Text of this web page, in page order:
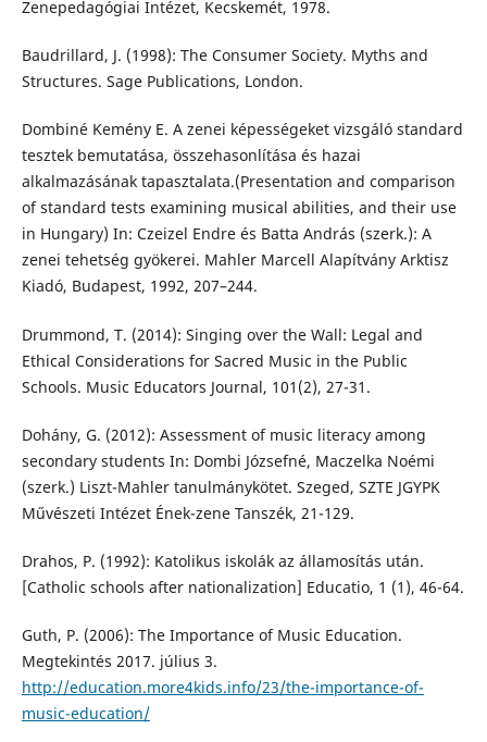
Zenepedagógiai Intézet, Kecskemét, 1978.
Baudrillard, J. (1998): The Consumer Society. Myths and
Structures. Sage Publications, London.
Dombiné Kemény E. A zenei képességeket vizsgáló standard
tesztek bemutatása, összehasonlítása és hazai
alkalmazásának tapasztalata.(Presentation and comparison
of standard tests examining musical abilities, and their use
in Hungary) In: Czeizel Endre és Batta András (szerk.): A
zenei tehetség gyökerei. Mahler Marcell Alapítvány Arktisz
Kiadó, Budapest, 1992, 207–244.
Drummond, T. (2014): Singing over the Wall: Legal and
Ethical Considerations for Sacred Music in the Public
Schools. Music Educators Journal, 101(2), 27-31.
Dohány, G. (2012): Assessment of music literacy among
secondary students In: Dombi Józsefné, Maczelka Noémi
(szerk.) Liszt-Mahler tanulmánykötet. Szeged, SZTE JGYPK
Művészeti Intézet Ének-zene Tanszék, 21-129.
Drahos, P. (1992): Katolikus iskolák az államosítás után.
[Catholic schools after nationalization] Educatio, 1 (1), 46-64.
Guth, P. (2006): The Importance of Music Education.
Megtekintés 2017. július 3.
http://education.more4kids.info/23/the-importance-of-
music-education/